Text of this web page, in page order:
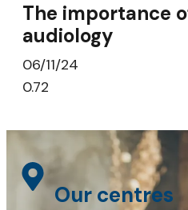
The importance
audiology
06/11/24
Our centres